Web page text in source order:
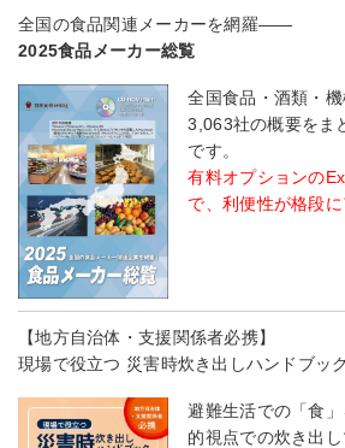
全国の食品関連メーカーを網羅――
2025食品メーカー総覧
全国食品・酒類・
3,063社の概要をま
です。
有料オプションの
で、利便性が格段に
【地方自治体・支援関係者必携】
現場で役立つ 災害時炊き出しハンドブック
避難生活での「食
的視点での炊き出